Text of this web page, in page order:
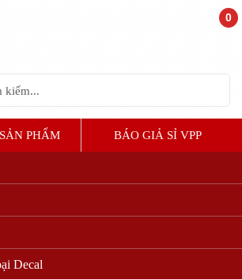
PHẨM BÁO GIẢ SỈ VPP
Decal
trả hàng miễn phí
TRẢ HÀNG MIỄN PHÍ - VĂN
THỊNH
0